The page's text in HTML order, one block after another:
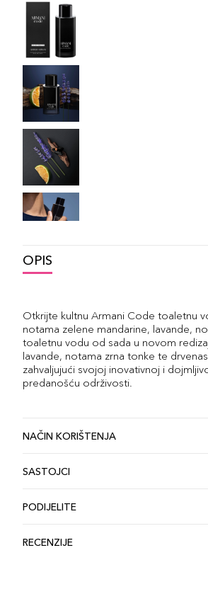
OPIS
Otkrijte kultnu Armani Code toaletnu
notama zelene mandarine, lavande,
toaletnu vodu od sada u novom
lavande, notama zrna tonke te
zahvaljujući svojoj inovativnoj i
predanošću održivosti.
NAČIN KORIŠTENJA
SASTOJCI
PODIJELITE
RECENZIJE